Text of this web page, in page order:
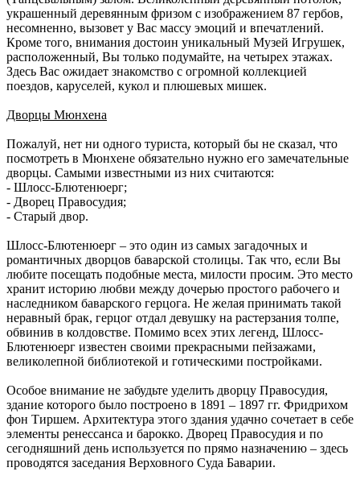
украшенный деревянным фризом с изображением 87 гербов,
несомненно, вызовет у Вас массу эмоций и впечатлений.
Кроме того, внимания достоин уникальный Музей Игрушек,
расположенный, Вы только подумайте, на четырех этажах.
Здесь Вас ожидает знакомство с огромной коллекцией
поездов, каруселей, кукол и плюшевых мишек.
Дворцы Мюнхена
Пожалуй, нет ни одного туриста, который бы не сказал, что
посмотреть в Мюнхене обязательно нужно его замечательные
дворцы. Самыми известными из них считаются:
- Шлосс-Блютенюерг;
- Дворец Правосудия;
- Старый двор.
Шлосс-Блютенюерг – это один из самых загадочных и
романтичных дворцов баварской столицы. Так что, если Вы
любите посещать подобные места, милости просим. Это место
хранит историю любви между дочерью простого рабочего и
наследником баварского герцога. Не желая принимать такой
неравный брак, герцог отдал девушку на растерзания толпе,
обвинив в колдовстве. Помимо всех этих легенд, Шлосс-
Блютенюерг известен своими прекрасными пейзажами,
великолепной библиотекой и готическими постройками.
Особое внимание не забудьте уделить дворцу Правосудия,
здание которого было построено в 1891 – 1897 гг. Фридрихом
фон Тиршем. Архитектура этого здания удачно сочетает в себе
элементы ренессанса и барокко. Дворец Правосудия и по
сегодняшний день используется по прямо назначению – здесь
проводятся заседания Верховного Суда Баварии.